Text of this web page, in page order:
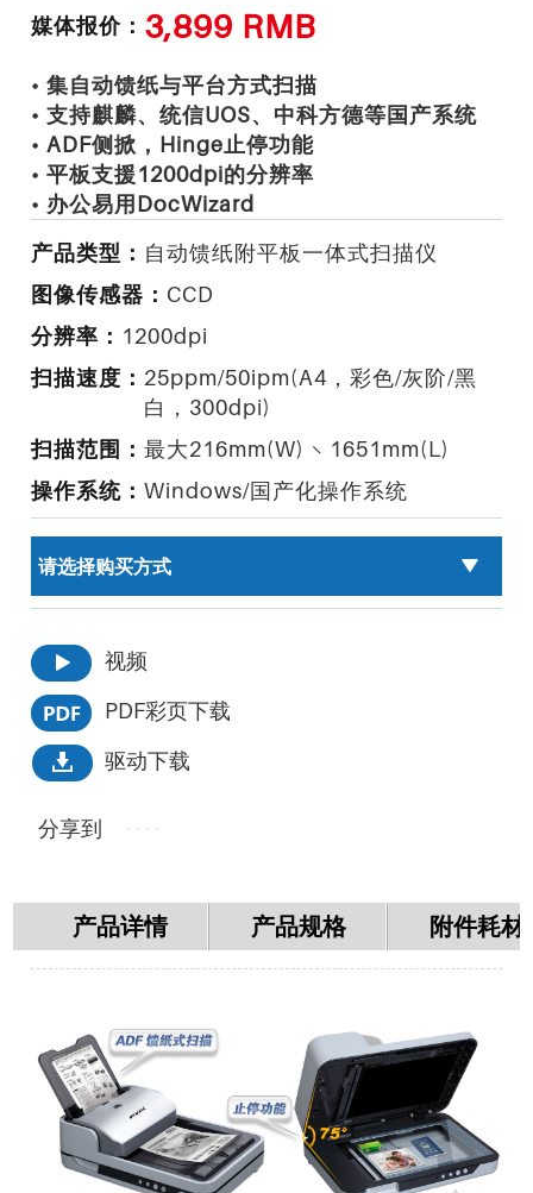
媒体报价： 3,899 RMB
• 集自动馈纸与平台方式扫描
• 支持麒麟、统信UOS、中科方德等国产系统
• ADF侧掀，Hinge止停功能
• 平板支援1200dpi的分辨率
• 办公易用DocWizard
产品类型： 自动馈纸附平板一体式扫描仪
图像传感器：CCD
分辨率： 1200dpi
扫描速度： 25ppm/50ipm(A4，彩色/灰阶/黑
白，300dpi)
扫描范围：最大216mm(W) × 1651mm(L)
操作系统：Windows/国产化操作系统
视频
PDF彩页下载
驱动下载
分享到
产品详情 产品规格 附件耗材